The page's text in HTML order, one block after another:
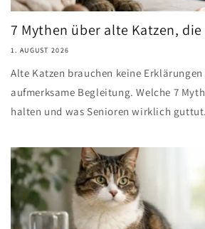
7 Mythen über alte Katzen,
1. AUGUST 2026
Alte Katzen brauchen keine Erklärungen
aufmerksame Begleitung. Welche 7
halten und was Senioren wirklich guttut.